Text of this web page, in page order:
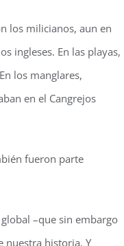
los milicianos, aun en
ingleses. En las playas,
los manglares,
en el Cangrejos
fueron parte
–que sin embargo
nuestra historia. Y